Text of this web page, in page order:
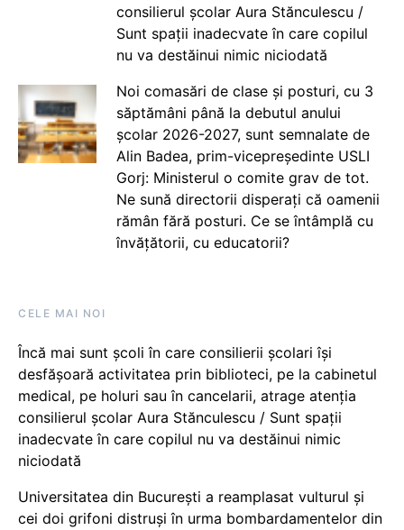
consilierul școlar Aura Stănculescu /
Sunt spații inadecvate în care copilul
nu va destăinui nimic niciodată
Noi comasări de clase și posturi, cu 3
săptămâni până la debutul anului
școlar 2026-2027, sunt semnalate de
Alin Badea, prim-vicepreședinte USLI
Gorj: Ministerul o comite grav de tot.
Ne sună directorii disperați că oamenii
rămân fără posturi. Ce se întâmplă cu
învățătorii, cu educatorii?
CELE MAI NOI
Încă mai sunt școli în care consilierii școlari își
desfășoară activitatea prin biblioteci, pe la cabinetul
medical, pe holuri sau în cancelarii, atrage atenția
consilierul școlar Aura Stănculescu / Sunt spații
inadecvate în care copilul nu va destăinui nimic
niciodată
Universitatea din București a reamplasat vulturul și
cei doi grifoni distruși în urma bombardamentelor din